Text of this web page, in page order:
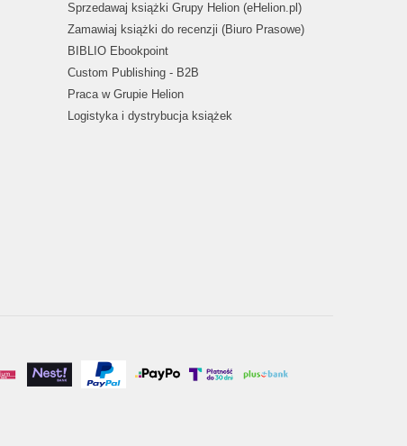
Sprzedawaj książki Grupy Helion (eHelion.pl)
Zamawiaj książki do recenzji (Biuro Prasowe)
BIBLIO Ebookpoint
Custom Publishing - B2B
Praca w Grupie Helion
Logistyka i dystrybucja książek